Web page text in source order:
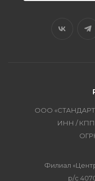
ООО
ИНН / КПП
Филиал
р/с